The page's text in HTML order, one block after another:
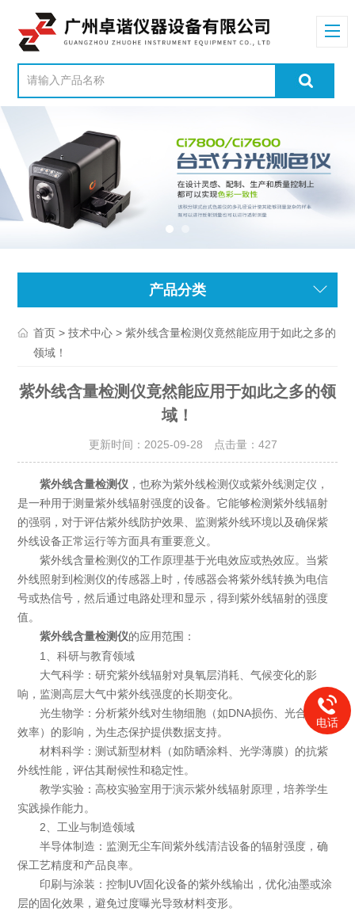
产品分类
首页 >技术中心 > 紫外线含量检测仪竟然能应用于如此之多的
领域！
紫外线含量检测仪竟然能应用于如此之多的领
域！
更新时间：2025-09-28 点击量： 427
紫外线含量检测仪 ，也称为紫外线检测仪或紫外线测定仪，
是一种用于测量紫外线辐射强度的设备。它能够检测紫外线辐射
的强弱，对于评估紫外线防护效果、监测紫外线环境以及确保紫
外线设备正常运行等方面具有重要意义。
紫外线含量检测仪的工作原理基于光电效应或热效应。当紫
外线照射到检测仪的传感器上时，传感器会将紫外线转换为电信
号或热信号，然后通过电路处理和显示，得到紫外线辐射的强度
值。
紫外线含量检测仪的应用范围：
1、科研与教育领域
大气科学：研究紫外线辐射对臭氧层消耗、气候变化的影
响，监测高层大气中紫外线强度的长期变化。
光生物学：分析紫外线对生物细胞（如DNA损伤、光合作用
效率）的影响，为生态保护提供数据支持。
材料科学：测试新型材料（如防晒涂料、光学薄膜）的抗紫
外线性能，评估其耐候性和稳定性。
教学实验：高校实验室用于演示紫外线辐射原理，培养学生
实践操作能力。
2、工业与制造领域
半导体制造：监测无尘车间紫外线清洁设备的辐射强度，确
保工艺精度和产品良率。
印刷与涂装：控制UV固化设备的紫外线输出，优化油墨或涂
层的固化效果，避免过度曝光导致材料变形。
电话